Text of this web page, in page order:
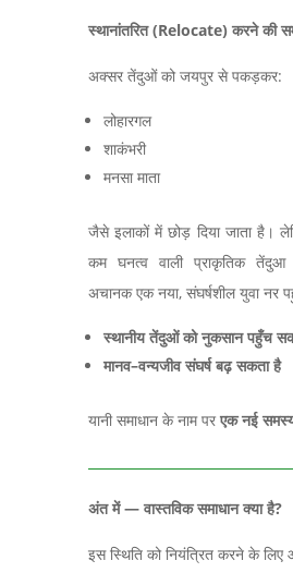
स्थानांतरित (Relocate) करने की
अक्सर तेंदुओं को जयपुर से पकड़कर:
लोहारगल
शाकंभरी
मनसा माता
जैसे इलाकों में छोड़ दिया जाता है।
कम घनत्व वाली प्राकृतिक तेंदुआ
अचानक एक नया, संघर्षशील युवा नर
स्थानीय तेंदुओं को नुकसान पहुँच
मानव–वन्यजीव संघर्ष बढ़ सकता है
यानी समाधान के नाम पर एक नई
अंत में— वास्तविक समाधान क्या है?
इस स्थिति को नियंत्रित करने के